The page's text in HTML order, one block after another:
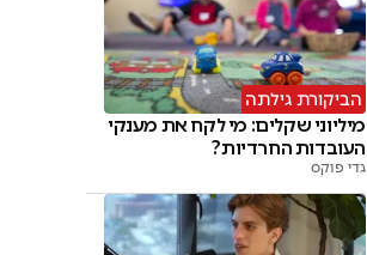
הביקורת גילתה
מיליוני שקלים: מי לקח את מענקי
העובדות החרדיות?
גדי פוקס